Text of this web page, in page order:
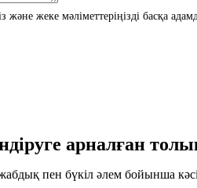
жеке мәліметтеріңізді басқа
арналған
пен бүкіл әлем бойынша